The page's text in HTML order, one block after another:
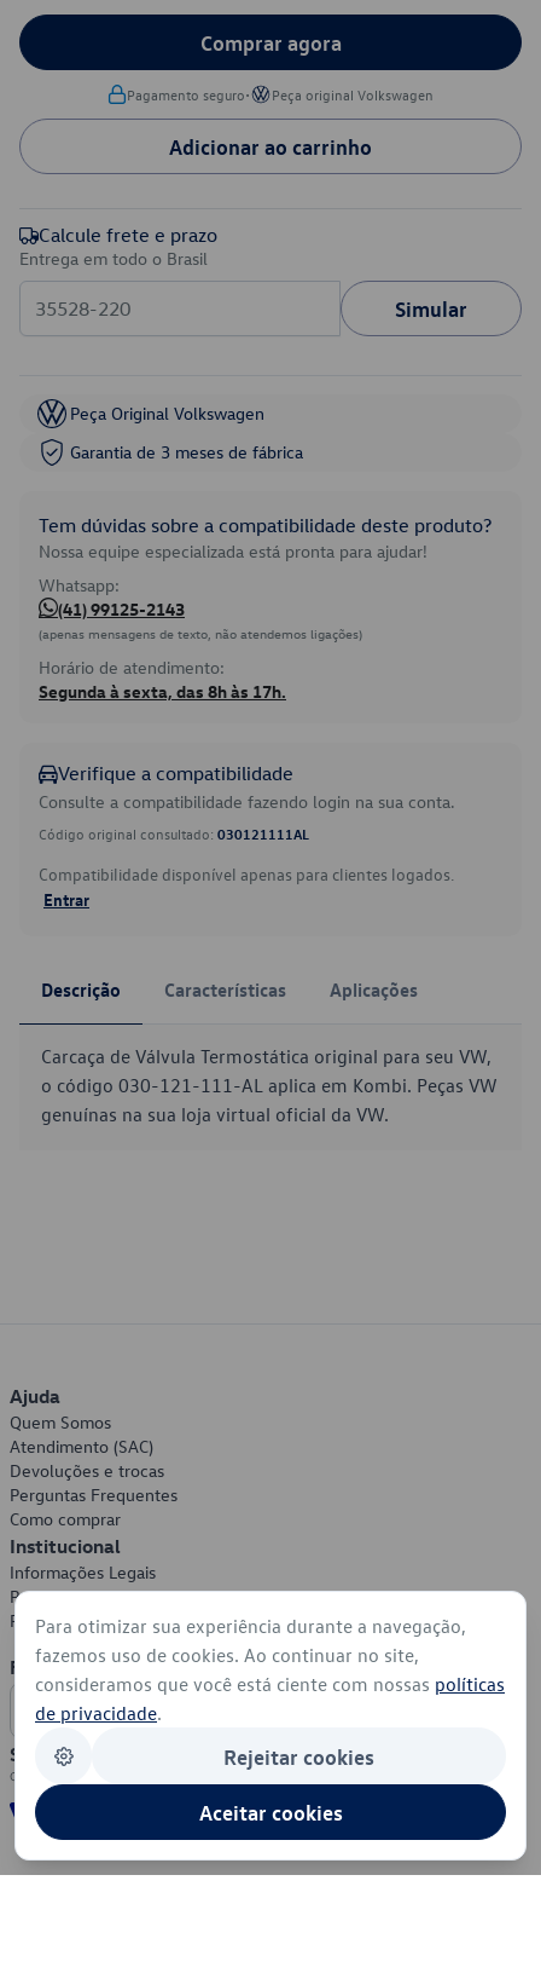
Comprar agora
Pagamento seguro• Peça original Volkswagen
Adicionar ao carrinho
Calcule frete e prazo
Entrega em todo o Brasil
Simular
Peça Original Volkswagen
Garantia de 3 meses de fábrica
Tem dúvidas sobre a compatibilidade deste produto?
Nossa equipe especializada está pronta para ajudar!
Whatsapp:
(41) 99125-2143
(apenas mensagens de texto, não atendemos ligações)
Horário de atendimento:
Segunda à sexta, das 8h às 17h.
Verifique a compatibilidade
Consulte a compatibilidade fazendo login na sua conta.
Código original consultado: 030121111AL
Compatibilidade disponível apenas para clientes logados.
Entrar
Descrição Características Aplicações
Carcaça de Válvula Termostática original para seu VW,
o código 030-121-111-AL aplica em Kombi. Peças VW
genuínas na sua loja virtual oficial da VW.
Ajuda
Quem Somos
Atendimento (SAC)
Devoluções e trocas
Perguntas Frequentes
Como comprar
Institucional
Informações Legais
Política de Privacidade
Política de Cookies
Formas de Pagamento
Segurança
Para otimizar sua experiência durante a navegação,
fazemos uso de cookies. Ao continuar no site,
consideramos que você está ciente com nossas políticas
de privacidade.
Rejeitar cookies
Aceitar cookies